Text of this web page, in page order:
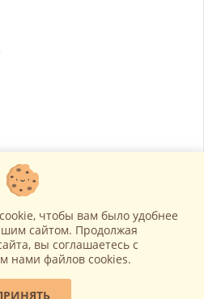
© Все права защищены
чтобы вам было удобнее
сайтом. Продолжая
вы соглашаетесь c
нами файлов cookies.